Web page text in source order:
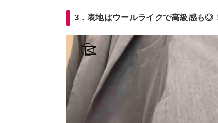
3．表地はウールライクで高級感も◎